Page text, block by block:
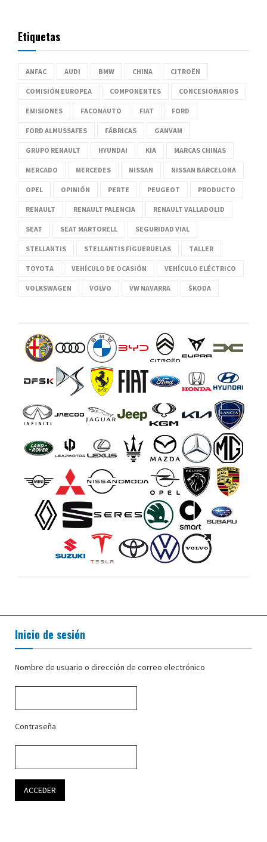
Etiquetas
ANFAC AUDI BMW CHINA CITROËN
COMISIÓN EUROPEA COMPONENTES CONCESIONARIOS
EMISIONES FACONAUTO FIAT FORD
FORD ALMUSSAFES FÁBRICAS GANVAM
GRUPO RENAULT HYUNDAI KIA MARCAS CHINAS
MERCADO MERCEDES NISSAN NISSAN BARCELONA
OPEL OPINIÓN PERTE PEUGEOT PRODUCTO
RENAULT RENAULT PALENCIA RENAULT VALLADOLID
SEAT SEAT MARTORELL SEGURIDAD VIAL
STELLANTIS STELLANTIS FIGUERUELAS TALLER
TOYOTA VEHÍCULO DE OCASIÓN VEHÍCULO ELÉCTRICO
VOLKSWAGEN VOLVO VW NAVARRA ŠKODA
Inicio de sesión
Nombre de usuario o dirección de correo electrónico
Contraseña